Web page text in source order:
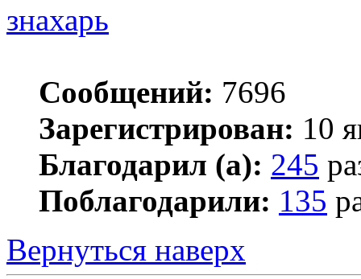
знахарь
Сообщений: 7696
Зарегистрирован: 10
Благодарил (а): 245
Поблагодарили: 135
Вернуться наверх